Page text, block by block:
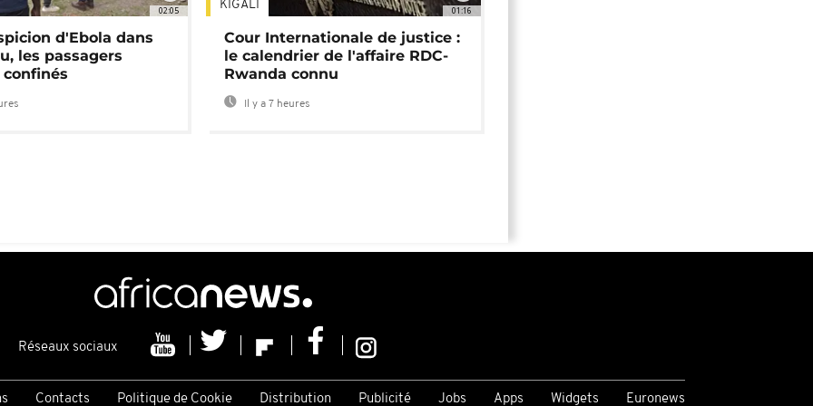
02:05
d'Ebola dans
les passagers
01:16
KIGALI
Cour Internationale de justice :
le calendrier de l'affaire RDC-
Rwanda connu
Il y a 7 heures
Réseaux sociaux
Contacts Politique de Cookie Distribution Publicité Jobs Apps Widgets Euronews